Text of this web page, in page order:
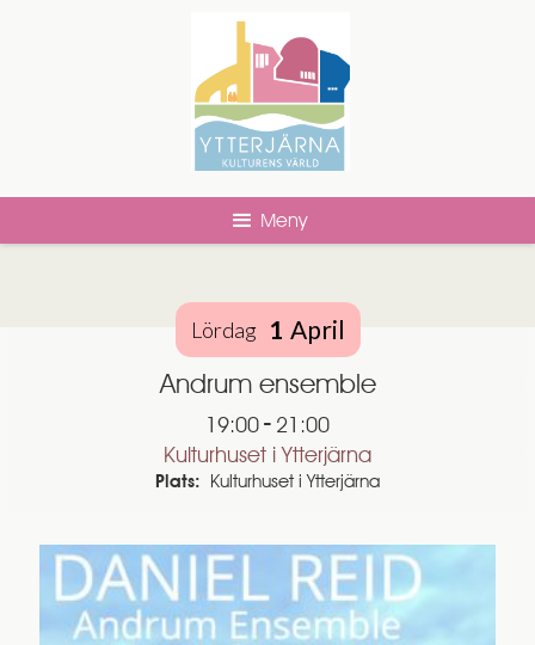
Meny
Lördag 1 April
Andrum ensemble
19:00- 21:00
Kulturhuset i Ytterjärna
Plats: Kulturhuset i Ytterjärna